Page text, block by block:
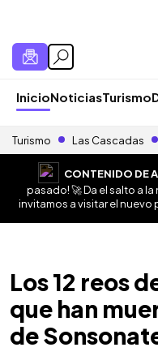
InicioNoticiasTurismo
Turismo Las Cascadas
CONTENIDO DE
pasado! 🚀 Da el salto a
invitamos a visitar el
Los 12 reos
que han
de